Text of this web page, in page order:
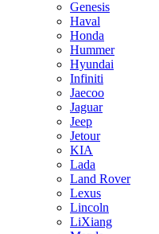
Genesis
Haval
Honda
Hummer
Hyundai
Infiniti
Jaecoo
Jaguar
Jeep
Jetour
KIA
Lada
Land Rover
Lexus
Lincoln
LiXiang